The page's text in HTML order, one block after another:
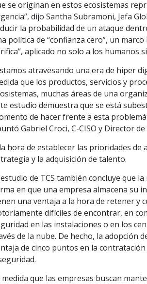
se originan en estos ecosistemas
dijo Santha Subramoni, Jefa
la probabilidad de un ataque
política de “confianza cero”, un
aplicado no solo a los humanos
atravesando una era de hiper
que los productos, servicios y
muchas áreas de una
estudio demuestra que se está
de hacer frente a esta
Gabriel Croci, C-CISO y Director
hora de establecer las prioridades de
y la adquisición de talento.
estudio de TCS también concluye que
en que una empresa almacena su
una ventaja a la hora de retener y
difíciles de encontrar, en
en las instalaciones o en los
de la nube. De hecho, la adopción
de cinco puntos en la
medida que las empresas buscan